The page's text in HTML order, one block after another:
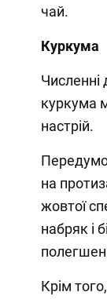
чай.
Куркума
Численні
куркума
настрій.
на
жовтої
набряк і
Крім